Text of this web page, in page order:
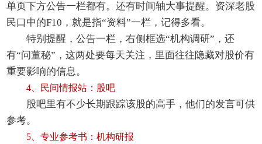
单页下方公告一栏都有。还有时间轴大事提醒。资深老股
民口中的F10，就是指“资料”一栏，记得多看。
特别提醒，公告一栏，右侧框选“机构调研”，还
有“问董秘”，这两处要每天关注，里面往往隐藏对股价有
重要影响的信息。
4、民间情报站：股吧
股吧里有不少长期跟踪该股的高手，他们的发言可供
参考。
5、专业参考书：机构研报